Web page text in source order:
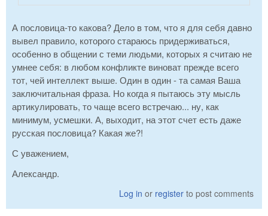
А пословица-то какова? Дело в том, что я для себя давно
вывел правило, которого стараюсь придерживаться,
особенно в общении с теми людьми, которых я считаю не
умнее себя: в любом конфликте виноват прежде всего
тот, чей интеллект выше. Один в один - та самая Ваша
заключитальная фраза. Но когда я пытаюсь эту мысль
артикулировать, то чаще всего встречаю... ну, как
минимум, усмешки. А, выходит, на этот счет есть даже
русская пословица? Какая же?!
С уважением,
Александр.
Log in or register to post comments